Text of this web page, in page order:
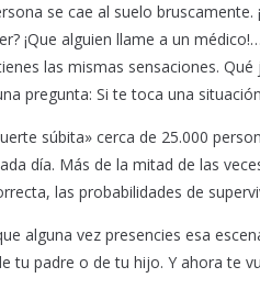
se cae al suelo bruscamente.
¡Que alguien llame a un
las mismas sensaciones.
pregunta: Si te toca una
súbita» cerca de 25.000
día. Más de la mitad de las
las probabilidades de
alguna vez presencies esa
tu padre o de tu hijo. Y ahora te